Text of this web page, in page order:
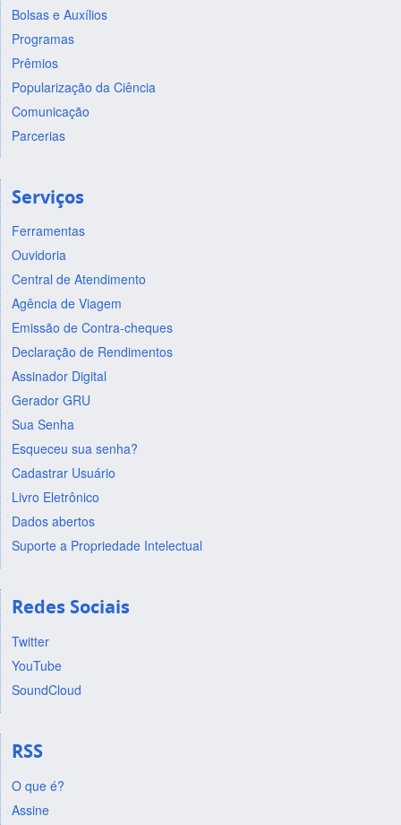
Bolsas e Auxílios
Programas
Prêmios
Popularização da Ciência
Comunicação
Parcerias
Serviços
Ferramentas
Ouvidoria
Central de Atendimento
Agência de Viagem
Emissão de Contra-cheques
Declaração de Rendimentos
Assinador Digital
Gerador GRU
Sua Senha
Esqueceu sua senha?
Cadastrar Usuário
Livro Eletrônico
Dados abertos
Suporte a Propriedade Intelectual
Redes Sociais
Twitter
YouTube
SoundCloud
RSS
O que é?
Assine